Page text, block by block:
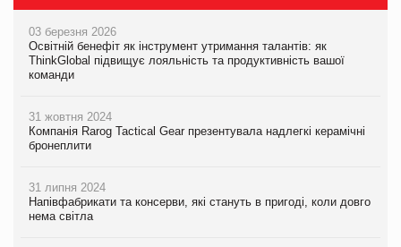
03 березня 2026
Освітній бенефіт як інструмент утримання талантів: як
ThinkGlobal підвищує лояльність та продуктивність вашої
команди
31 жовтня 2024
Компанія Rarog Tactical Gear презентувала надлегкі керамічні
бронеплити
31 липня 2024
Напівфабрикати та консерви, які стануть в пригоді, коли довго
нема світла